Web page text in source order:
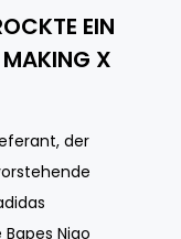
EIN
MAKING X
der
Nigo